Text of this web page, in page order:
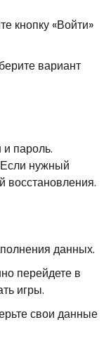
кнопку «Войти»
вариант
пароль.
Если нужный
восстановления.
данных.
перейдете в
игры.
свои данные